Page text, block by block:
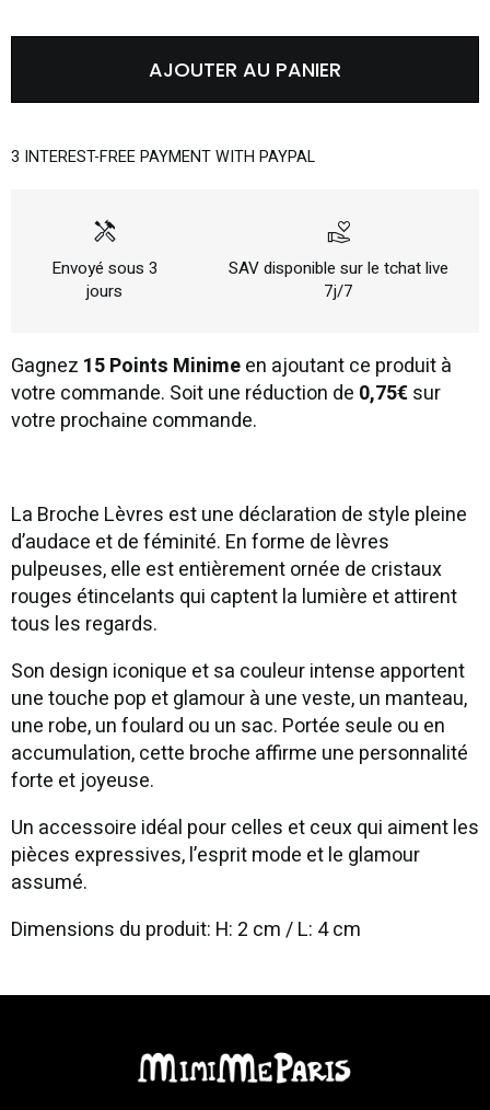
AJOUTER AU PANIER
3 INTEREST-FREE PAYMENT WITH PAYPAL
handyman
Envoyé sous 3
jours
volunteer_activism
SAV disponible sur le tchat live
7j/7
Gagnez 15 Points Minimeen ajoutant ce produit à
votre commande. Soit une réduction de 0,75€sur
votre prochaine commande.
La Broche Lèvres est une déclaration de style pleine
d’audace et de féminité. En forme de lèvres
pulpeuses, elle est entièrement ornée de cristaux
rouges étincelants qui captent la lumière et attirent
tous les regards.
Son design iconique et sa couleur intense apportent
une touche pop et glamour à une veste, un manteau,
une robe, un foulard ou un sac. Portée seule ou en
accumulation, cette broche affirme une personnalité
forte et joyeuse.
Un accessoire idéal pour celles et ceux qui aiment les
pièces expressives, l’esprit mode et le glamour
assumé.
Dimensions du produit: H: 2 cm / L: 4 cm